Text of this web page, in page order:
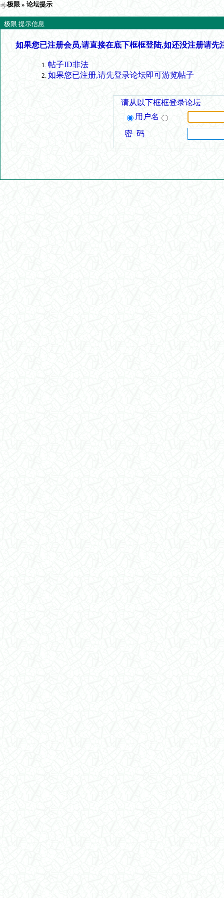
极限 » 论坛提示
极限 提示信息
如果您已注册会员,请直接在底下框框登陆,如还没注册请先
帖子ID非法
如果您已注册,请先登录论坛即可游览帖子
请从以下框框登录论坛
用户名
密 码